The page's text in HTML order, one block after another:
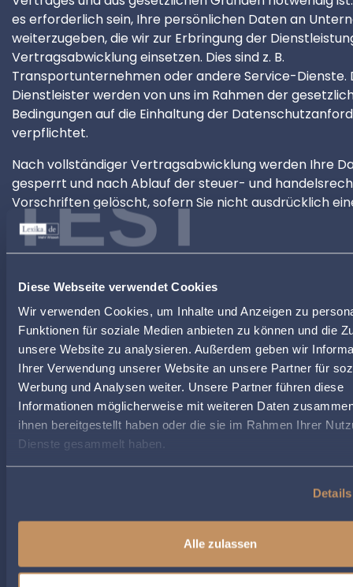
TEST
Diese Webseite verwendet Cookies
Wir verwenden Cookies, um Inhalte und Anzeigen zu
Funktionen für soziale Medien anbieten zu können und die
unsere Website zu analysieren. Außerdem geben wir
Ihrer Verwendung unserer Website an unsere Partner für
Werbung und Analysen weiter. Unsere Partner führen diese
Informationen möglicherweise mit weiteren Daten
ihnen bereitgestellt haben oder die sie im Rahmen Ihrer
Dienste gesammelt haben.
Alle zulassen
es erforderlich sein, Ihre persönlichen Daten an
weiterzugeben, die wir zur Erbringung der
Vertragsabwicklung einsetzen. Dies sind z. B.
Transportunternehmen oder andere Service-Dienste.
Dienstleister werden von uns im Rahmen der
Bedingungen auf die Einhaltung der
verpflichtet.
Nach vollständiger Vertragsabwicklung werden Ihre
gesperrt und nach Ablauf der steuer- und
Vorschriften gelöscht, sofern Sie nicht ausdrücklich
darüberhinausgehenden Datenverwendung
EINBINDUNG VON INHALTEN UND DIENSTEN
Daten-Erhebung durch Nutzung von Google-Analytics
von Cookies
Unsere Webseite benutzt Google-Analytics, einen
Webanalysedienst, der Google inc (( https://
intldeabout/) (1600 Amphitheatre Parkway, Mountain
94043, USA; im Folgenden „Google“). Google-
sogenannte „Cookies“ und es werden in diesem
pseudonymisierte Nutzungsprofile erstellt. Bei
sich um Textdateien, die auf Ihrem Computer
und die eine Analyse ihrer Benutzung der Website
Erfasst werden beispielsweise:
zum Browser
Ihrer IP-Adresse (Hostname des zugreifenden
Datum und Uhrzeit der Serveranfrage.